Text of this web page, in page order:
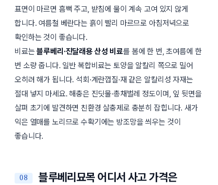
표면이 마르면 흠뻑 주고, 받침에 물이 계속 고여 있지 않게
합니다. 여름철 베란다는 흙이 빨리 마르므로 아침저녁으로
확인하는 것이 좋습니다.
비료는블루베리·진달래용 산성 비료를 봄에 한 번, 초여름에 한
번 소량 줍니다. 일반 복합비료는 토양을 알칼리 쪽으로 밀어
오히려 해가 됩니다. 석회·계란껍질·재 같은 알칼리성 자재는
절대 넣지 마세요. 해충은 진딧물·총채벌레 정도이며, 잎 뒷면을
살펴 초기에 발견하면 친환경 살충제로 충분히 잡힙니다. 새가
익은 열매를 노리므로 수확기에는 방조망을 씌우는 것이
좋습니다.
블루베리묘목 어디서 사고 가격은